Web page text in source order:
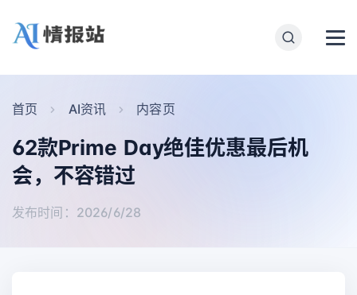
首页 AI资讯 内容页
62款Prime Day绝佳优惠最后机
会，不容错过
发布时间：2026/6/28